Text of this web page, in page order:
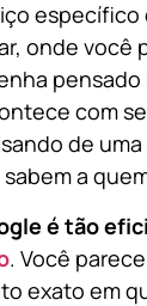
específico
onde você
pensado
com
de
a
é tão
. Você
exato em